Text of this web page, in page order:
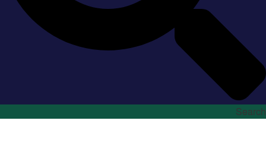
Search